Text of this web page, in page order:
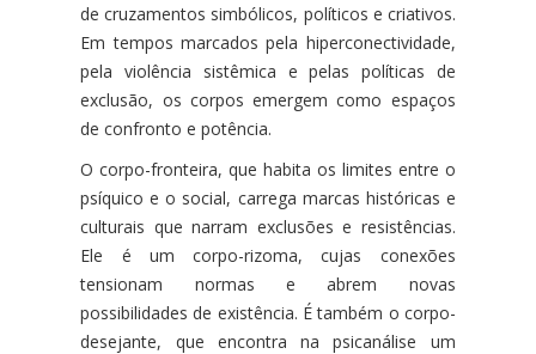
de cruzamentos simbólicos, políticos e criativos.
Em tempos marcados pela hiperconectividade,
pela violência sistêmica e pelas políticas de
exclusão, os corpos emergem como espaços
de confronto e potência.
O corpo-fronteira, que habita os limites entre o
psíquico e o social, carrega marcas históricas e
culturais que narram exclusões e resistências.
Ele é um corpo-rizoma, cujas conexões
tensionam normas e abrem novas
possibilidades de existência. É também o corpo-
desejante, que encontra na psicanálise um